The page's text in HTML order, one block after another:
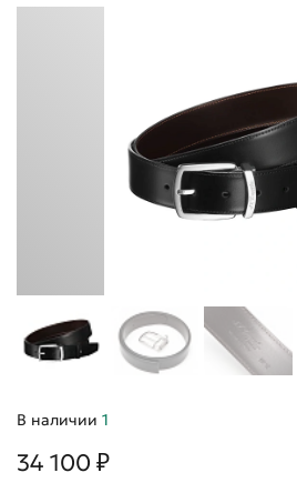
В наличии 1
34 100 ₽